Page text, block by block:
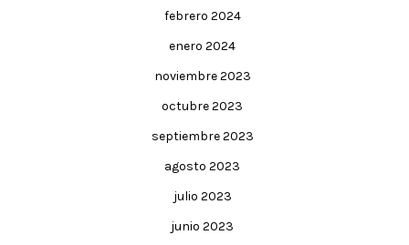
febrero 2024
enero 2024
noviembre 2023
octubre 2023
septiembre 2023
agosto 2023
julio 2023
junio 2023